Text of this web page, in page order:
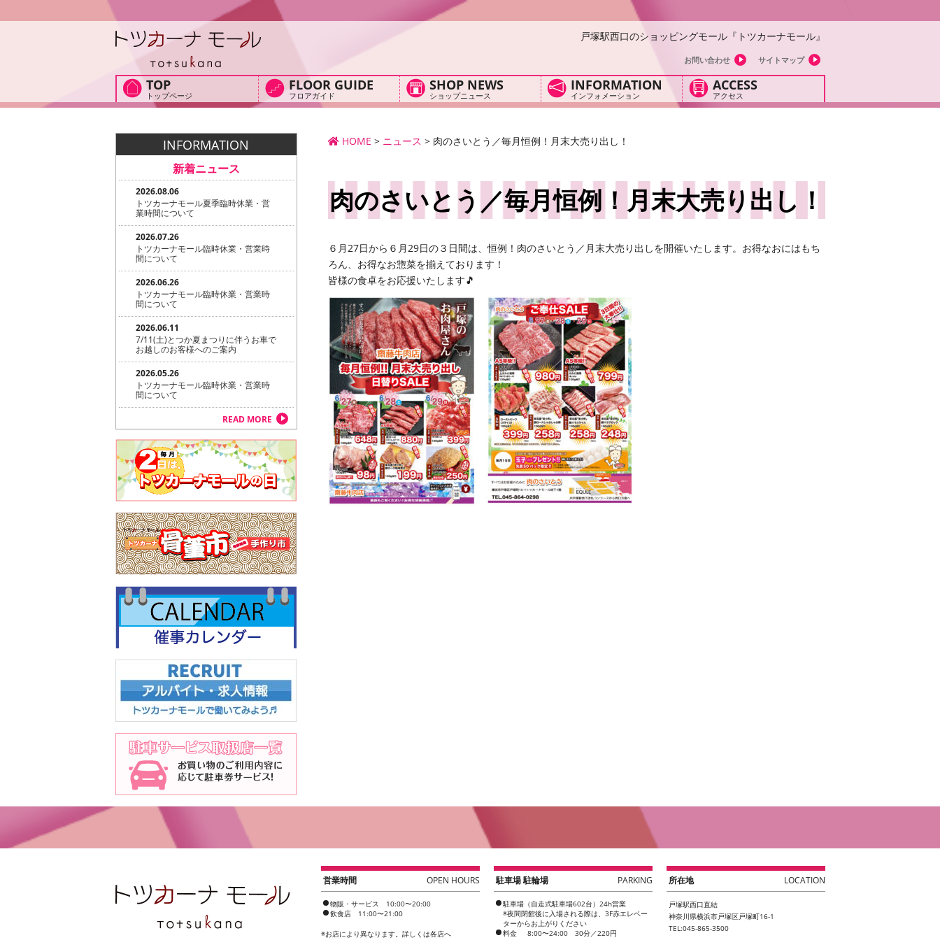
戸塚駅西口のショッピングモール『トツカーナモール』
お問い合わせ サイトマップ
TOP
トップページ
FLOOR GUIDE
フロアガイド
SHOP NEWS
ショップニュース
INFORMATION
インフォメーション
ACCESS
アクセス
HOME > ニュース > 肉のさいとう／毎月恒例！月末大売り出し！
肉のさいとう／毎月恒例！月末大売り出し！
６月27日から６月29日の３日間は、恒例！肉のさいとう／月末大売り出しを開催いたします。お得なおにはもち
ろん、お得なお惣菜を揃えております！
皆様の食卓をお応援いたします🎵
INFORMATION
新着ニュース
2026.08.06
トツカーナモール夏季臨時休業・営
業時間について
2026.07.26
トツカーナモール臨時休業・営業時
間について
2026.06.26
トツカーナモール臨時休業・営業時
間について
2026.06.11
7/11(土)とつか夏まつりに伴うお車で
お越しのお客様へのご案内
2026.05.26
トツカーナモール臨時休業・営業時
間について
READ MORE
営業時間 OPEN HOURS
物販・サービス 10:00〜20:00
飲食店 11:00〜21:00
※お店により異なります。詳しくは各店へ
駐車場 駐輪場 PARKING
駐車場（自走式駐車場602台）24h営業
※夜間閉館後に入場される際は、3F赤エレベー
ターからお上がりください
料金
8:00〜24:00 30分／220円
所在地 LOCATION
戸塚駅西口直結
神奈川県横浜市戸塚区戸塚町16-1
TEL:045-865-3500